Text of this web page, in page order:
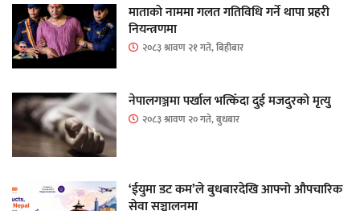
माताकाे नाममा गलत गतिविधि गर्ने थापा प्रहरी
नियन्त्रणमा
२०८३ श्रावण २१ गते, बिहीबार
नेपालगञ्जमा पर्खाल भत्किँदा दुई मजदुरको मृत्यु
२०८३ श्रावण २० गते, बुधबार
‘ईयुमा डट कम’ले बुधबारदेखि आफ्नो औपचारिक
सेवा सञ्चालनमा